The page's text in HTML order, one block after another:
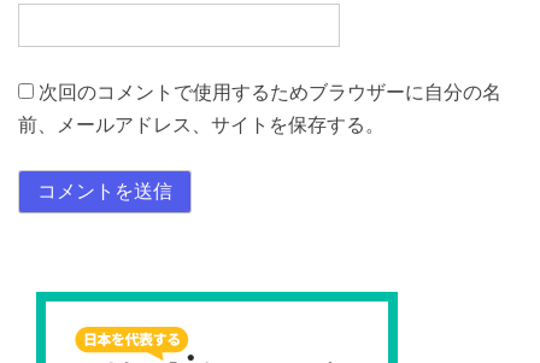
次回のコメントで使用するためブラウザーに自分の名
前、メールアドレス、サイトを保存する。